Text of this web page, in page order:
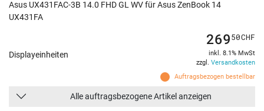
Asus UX431FAC-3B 14.0 FHD GL WV für Asus ZenBook 14
UX431FA
Displayeinheiten
Auftragsbezogen bestellbar
26950CHF
inkl. 8.1% MwSt
zzgl. Versandkosten
Alle auftragsbezogene Artikel anzeigen